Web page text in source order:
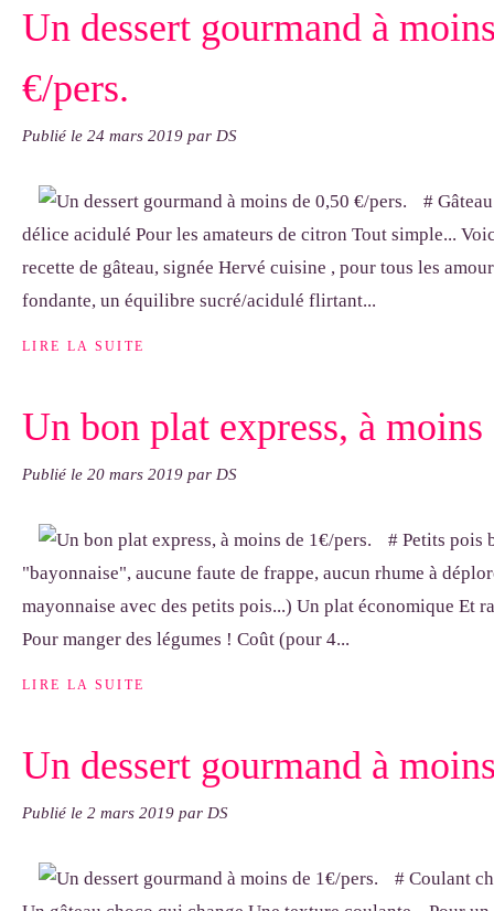
Un dessert gourmand à
€/pers.
Publié le 24 mars 2019 par DS
#
délice acidulé Pour les amateurs de citron Tout simple...
recette de gâteau, signée Hervé cuisine , pour tous les
fondante, un équilibre sucré/acidulé flirtant...
LIRE LA SUITE
Un bon plat express, à moins
Publié le 20 mars 2019 par DS
# Petits pois
"bayonnaise", aucune faute de frappe, aucun rhume à
mayonnaise avec des petits pois...) Un plat économique Et
Pour manger des légumes ! Coût (pour 4...
LIRE LA SUITE
Un dessert gourmand à
Publié le 2 mars 2019 par DS
# Coulant